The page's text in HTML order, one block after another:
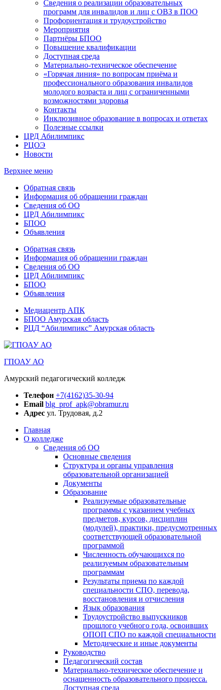
Сведения о реализации образовательных
программ для инвалидов и лиц с ОВЗ в ПОО
Профориентация и трудоустройство
Мероприятия
Партнёры БПОО
Повышение квалификации
Доступная среда
Материально-техническое обеспечение
«Горячая линия» по вопросам приёма и
профессионального образования инвалидов
молодого возраста и лиц с ограниченными
возможностями здоровья
Контакты
Инклюзивное образование в вопросах и ответах
Полезные ссылки
ЦРД Абилимпикс
РЦОЭ
Новости
Верхнее меню
Обратная связь
Информация об обращении граждан
Сведения об ОО
ЦРД Абилимпикс
БПОО
Объявления
Обратная связь
Информация об обращении граждан
Сведения об ОО
ЦРД Абилимпикс
БПОО
Объявления
Медиацентр АПК
БПОО Амурская область
РЦД “Абилимпикс” Амурская область
ГПОАУ АО
Амурский педагогический колледж
Телефон +7(4162)35-30-94
Email blg_prof_apk@obramur.ru
Адрес ул. Трудовая, д.2
Главная
О колледже
Сведения об ОО
Основные сведения
Структура и органы управления
образовательной организацией
Документы
Образование
Реализуемые образовательные
программы с указанием учебных
предметов, курсов, дисциплин
(модулей), практики, предусмотренных
соответствующей образовательной
программой
Численность обучающихся по
реализуемым образовательным
программам
Результаты приема по каждой
специальности СПО, перевода,
восстановления и отчисления
Язык образования
Трудоустройство выпускников
прошлого учебного года, освоивших
ОПОП СПО по каждой специальности
Методические и иные документы
Руководство
Педагогический состав
Материально-техническое обеспечение и
оснащенность образовательного процесса.
Доступная среда